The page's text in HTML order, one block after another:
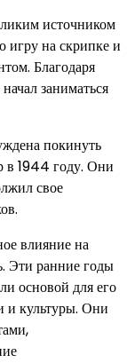
источником
игру на скрипке и
Благодаря
заниматься
покинуть
в 1944 году. Они
свое
влияние на
Эти ранние годы
основой для его
и культуры. Они